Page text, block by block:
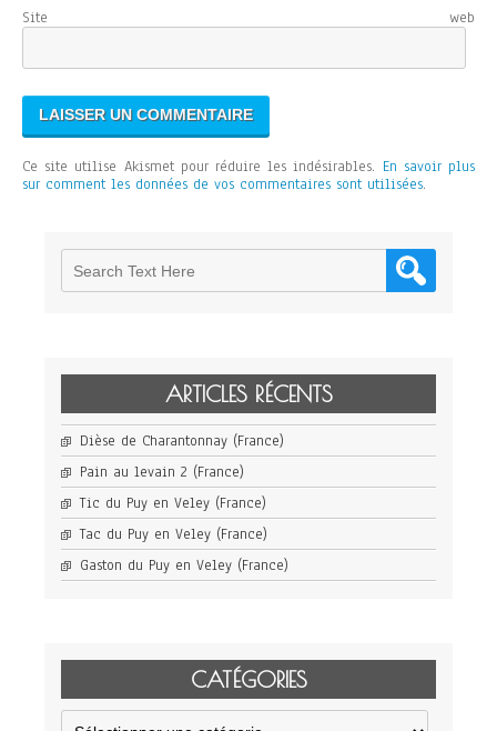
Site web
Ce site utilise Akismet pour réduire les indésirables. En savoir plus
sur comment les données de vos commentaires sont utilisées.
ARTICLES RÉCENTS
Dièse de Charantonnay (France)
Pain au levain 2 (France)
Tic du Puy en Veley (France)
Tac du Puy en Veley (France)
Gaston du Puy en Veley (France)
CATÉGORIES
Catégories